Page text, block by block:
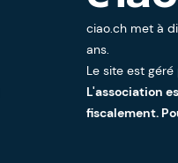
ciao.ch met à
ans.
Le site est géré
L'association
fiscalement.